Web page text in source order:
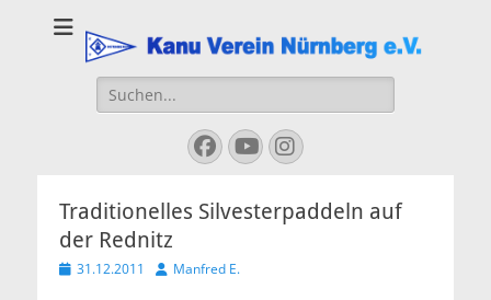
Kanu Verein
Nuernberg
Suchen
nach:
Facebook
YouTube
Instagram
Traditionelles Silvesterpaddeln auf
der Rednitz
Veröffentlicht
31.12.2011 AutorManfred E.